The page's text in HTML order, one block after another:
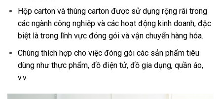
Hộp carton và thùng carton được sử dụng rộng rãi trong
các ngành công nghiệp và các hoạt động kinh doanh, đặc
biệt là trong lĩnh vực đóng gói và vận chuyển hàng hóa.
Chúng thích hợp cho việc đóng gói các sản phẩm tiêu
dùng như thực phẩm, đồ điện tử, đồ gia dụng, quần áo,
v.v.